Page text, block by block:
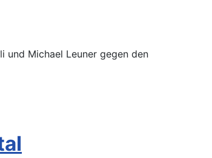
und Michael Leuner gegen den